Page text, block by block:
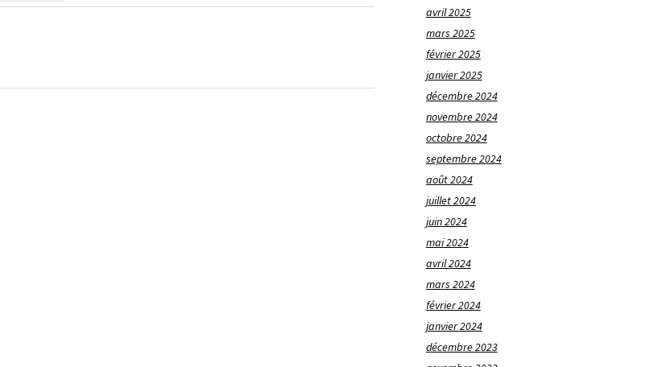
avril 2025
mars 2025
février 2025
janvier 2025
décembre 2024
novembre 2024
octobre 2024
septembre 2024
août 2024
juillet 2024
juin 2024
mai 2024
avril 2024
mars 2024
février 2024
janvier 2024
décembre 2023